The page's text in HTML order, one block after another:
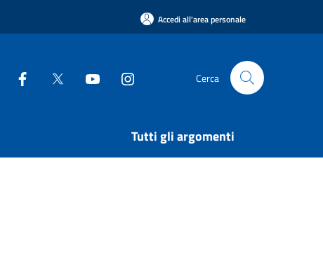
Accedi all'area personale
Cerca
Tutti gli argomenti